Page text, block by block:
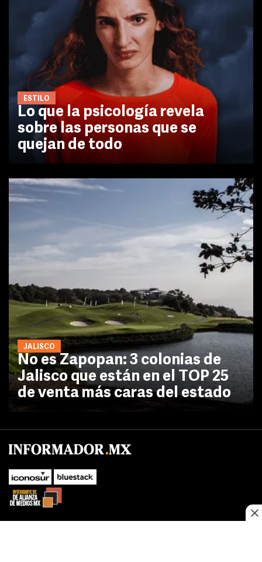
ESTILO
Lo que la psicología revela
sobre las personas que se
quejan de todo
JALISCO
No es Zapopan: 3 colonias de
Jalisco que están en el TOP 25
de venta más caras del estado